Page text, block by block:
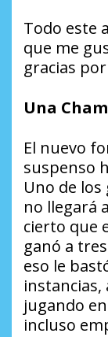
Todo este
que me
gracias
Una
El nuevo
suspenso
Uno de
no llegará
cierto que
ganó a
eso le
jugando
incluso